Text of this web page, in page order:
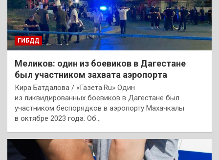
ГИБДД
Меликов: один из боевиков в Дагестане
был участником захвата аэропорта
Кира Батдалова / «Газета.Ru» Один
из ликвидированных боевиков в Дагестане был
участником беспорядков в аэропорту Махачкалы
в октябре 2023 года. Об…